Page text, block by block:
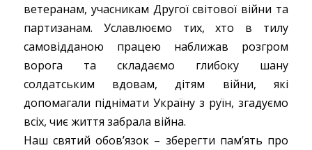
ветеранам, учасникам Другої світової війни та
партизанам. Уславлюємо тих, хто в тилу
самовідданою працею наближав розгром
ворога та складаємо глибоку шану
солдатським вдовам, дітям війни, які
допомагали піднімати Україну з руїн, згадуємо
всіх, чиє життя забрала війна.
Наш святий обов’язок – зберегти пам’ять про